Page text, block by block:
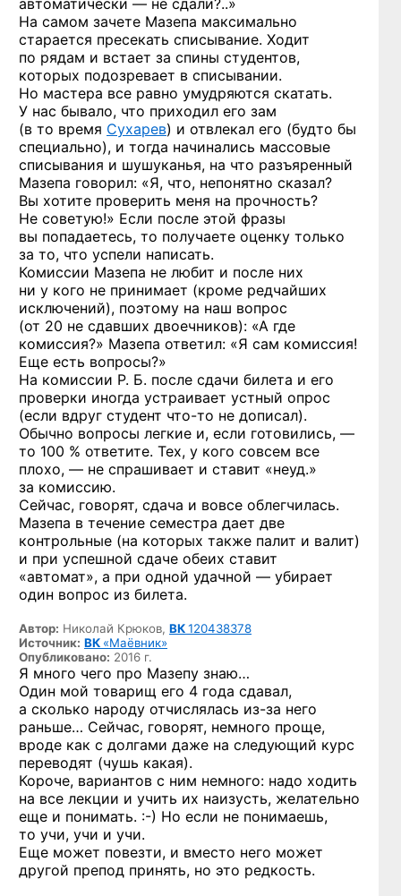
автоматически — не сдали?..»
На самом зачете Мазепа максимально
старается пресекать списывание. Ходит
по рядам и встает за спины студентов,
которых подозревает в списывании.
Но мастера все равно умудряются скатать.
У нас бывало, что приходил его зам
(в то время Сухарев) и отвлекал его (будто бы
специально), и тогда начинались массовые
списывания и шушуканья, на что разъяренный
Мазепа говорил: «Я, что, непонятно сказал?
Вы хотите проверить меня на прочность?
Не советую!» Если после этой фразы
вы попадаетесь, то получаете оценку только
за то, что успели написать.
Комиссии Мазепа не любит и после них
ни у кого не принимает (кроме редчайших
исключений), поэтому на наш вопрос
(от 20 не сдавших двоечников): «А где
комиссия?» Мазепа ответил: «Я сам комиссия!
Еще есть вопросы?»
На комиссии Р. Б. после сдачи билета и его
проверки иногда устраивает устный опрос
(если вдруг студент что-то не дописал).
Обычно вопросы легкие и, если готовились, —
то 100 % ответите. Тех, у кого совсем все
плохо, — не спрашивает и ставит «неуд.»
за комиссию.
Сейчас, говорят, сдача и вовсе облегчилась.
Мазепа в течение семестра дает две
контрольные (на которых также палит и валит)
и при успешной сдаче обеих ставит
«автомат», а при одной удачной — убирает
один вопрос из билета.
Автор: Николай Крюков, ВК120438378
Источник: ВК «Маёвник»
Опубликовано: 2016 г.
Я много чего про Мазепу знаю…
Один мой товарищ его 4 года сдавал,
а сколько народу отчислялась из-за него
раньше… Сейчас, говорят, немного проще,
вроде как с долгами даже на следующий курс
переводят (чушь какая).
Короче, вариантов с ним немного: надо ходить
на все лекции и учить их наизусть, желательно
еще и понимать. :-) Но если не понимаешь,
то учи, учи и учи.
Еще может повезти, и вместо него может
другой препод принять, но это редкость.